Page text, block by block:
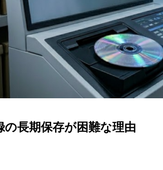
の長期保存が困難な理由